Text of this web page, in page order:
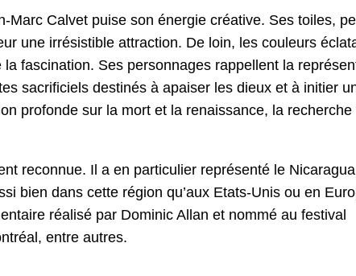
Calvet puise son énergie créative. Ses toiles,
une irrésistible attraction. De loin, les couleurs
fascination. Ses personnages rappellent la
sacrificiels destinés à apaiser les dieux et à initier
profonde sur la mort et la renaissance, la recherche
reconnue. Il a en particulier représenté le
bien dans cette région qu’aux Etats-Unis ou en
réalisé par Dominic Allan et nommé au festival
entre autres.